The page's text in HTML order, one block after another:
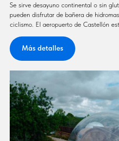
Se sirve desayuno continental o sin
pueden disfrutar de bañera de
ciclismo. El aeropuerto de Castellón
Más detalles